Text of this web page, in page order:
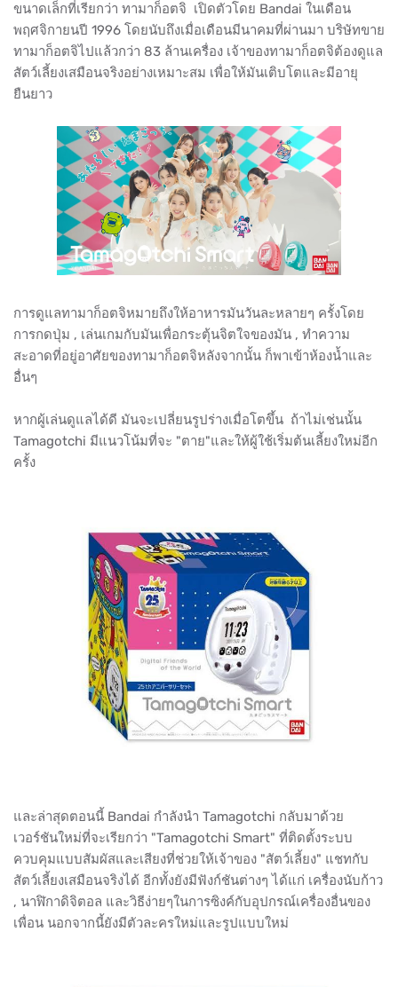
ขนาดเล็กที่เรียกว่า ทามาก็อตจิ เปิดตัวโดย Bandai ในเดือน
พฤศจิกายนปี 1996 โดยนับถึงเมื่อเดือนมีนาคมที่ผ่านมา บริษัทขาย
ทามาก็อตจิไปแล้วกว่า 83 ล้านเครื่อง เจ้าของทามาก็อตจิต้องดูแล
สัตว์เลี้ยงเสมือนจริงอย่างเหมาะสม เพื่อให้มันเติบโตและมีอายุ
ยืนยาว
การดูแลทามาก็อตจิหมายถึงให้อาหารมันวันละหลายๆ ครั้งโดย
การกดปุ่ม , เล่นเกมกับมันเพื่อกระตุ้นจิตใจของมัน , ทำความ
สะอาดที่อยู่อาศัยของทามาก็อตจิหลังจากนั้น ก็พาเข้าห้องน้ำและ
อื่นๆ
หากผู้เล่นดูแลได้ดี มันจะเปลี่ยนรูปร่างเมื่อโตขึ้น ถ้าไม่เช่นนั้น
Tamagotchi มีแนวโน้มที่จะ "ตาย"และให้ผู้ใช้เริ่มต้นเลี้ยงใหม่อีก
ครั้ง
และล่าสุดตอนนี้ Bandai กำลังนำ Tamagotchi กลับมาด้วย
เวอร์ชันใหม่ที่จะเรียกว่า "Tamagotchi Smart" ที่ติดตั้งระบบ
ควบคุมแบบสัมผัสและเสียงที่ช่วยให้เจ้าของ "สัตว์เลี้ยง" แชทกับ
สัตว์เลี้ยงเสมือนจริงได้ อีกทั้งยังมีฟังก์ชันต่างๆ ได้แก่ เครื่องนับก้าว
, นาฬิกาดิจิตอล และวิธีง่ายๆในการซิงค์กับอุปกรณ์เครื่องอื่นของ
เพื่อน นอกจากนี้ยังมีตัวละครใหม่และรูปแบบใหม่